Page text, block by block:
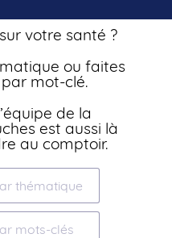
votre santé ?
ou faites
mot-clé.
de la
est aussi là
au comptoir.
thématique
mots-clés